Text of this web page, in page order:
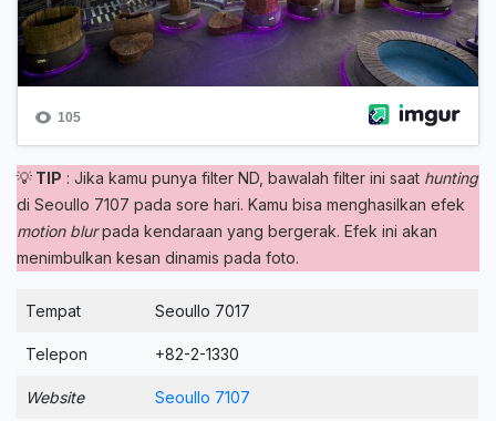
💡 TIP : Jika kamu punya filter ND, bawalah filter ini saat hunting
di Seoullo 7107 pada sore hari. Kamu bisa menghasilkan efek
motion blurpada kendaraan yang bergerak. Efek ini akan
menimbulkan kesan dinamis pada foto.
Tempat Seoullo 7017
Telepon +82-2-1330
Website Seoullo 7107